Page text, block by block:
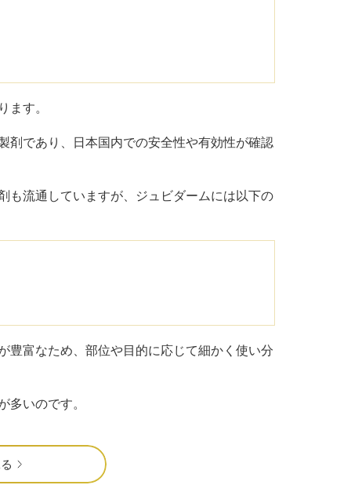
ます。
剤であり、日本国内での安全性や有効性が確認
も流通していますが、ジュビダームには以下の
豊富なため、部位や目的に応じて細かく使い分
多いのです。